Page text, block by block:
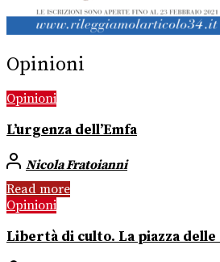
Opinioni
Opinioni
L’urgenza dell’Emfa
Nicola Fratoianni
Read more
Opinioni
Libertà di culto. La piazza